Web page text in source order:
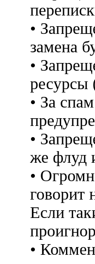
•
замена
•
ресурсы
• За
•
же флуд
•
говорит
Если
•